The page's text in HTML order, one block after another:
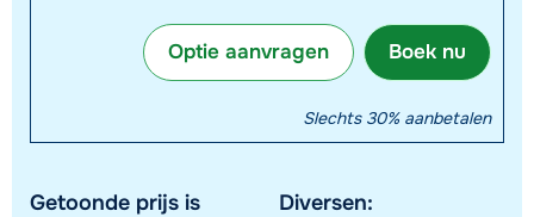
Boek nu
Optie aanvragen
Slechts 30% aanbetalen
Getoonde prijs is
Diversen: